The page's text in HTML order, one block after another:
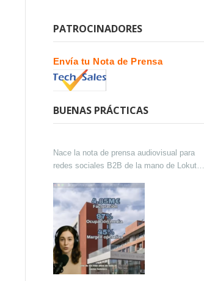
PATROCINADORES
Envía tu Nota de Prensa
BUENAS PRÁCTICAS
Nace la nota de prensa audiovisual para
redes sociales B2B de la mano de Lokutor